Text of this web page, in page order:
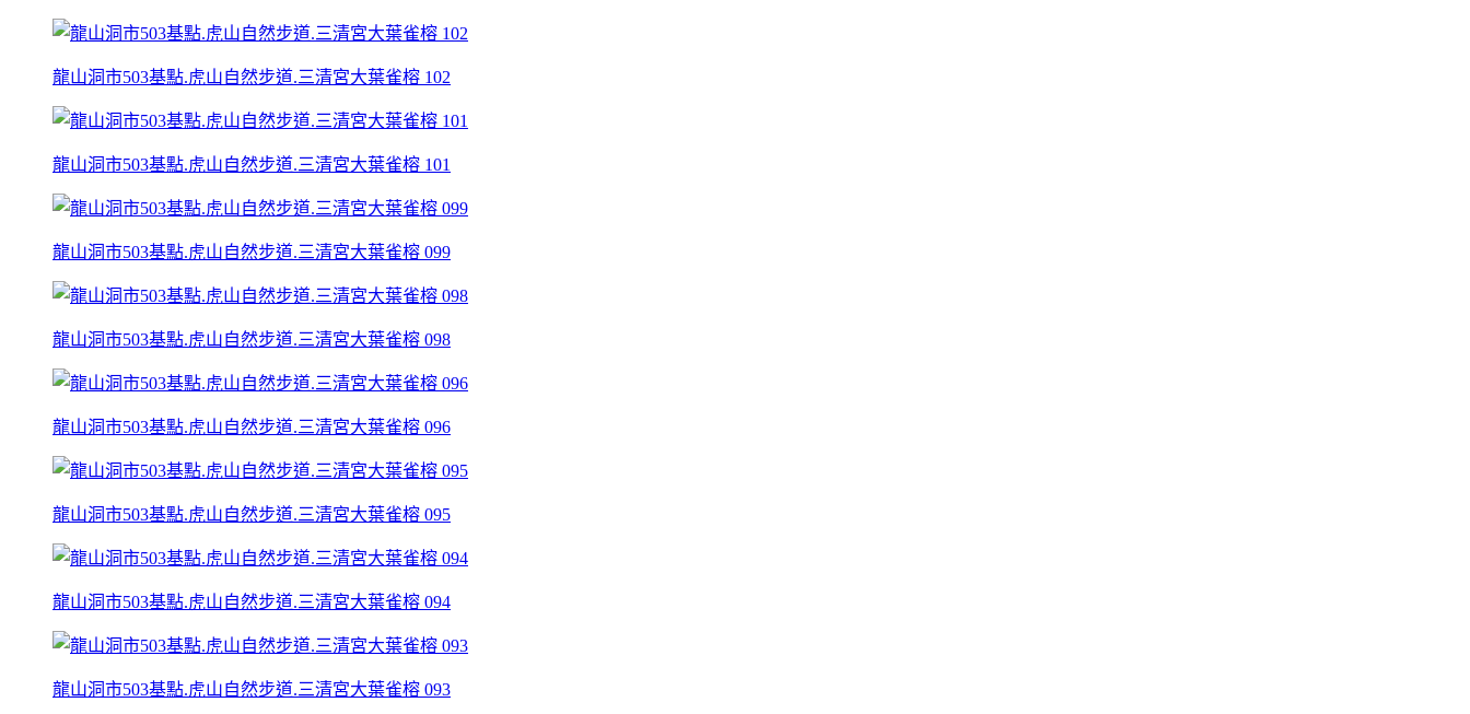
龍山洞市503基點.虎山自然步道.三清宮大葉雀榕 102
龍山洞市503基點.虎山自然步道.三清宮大葉雀榕 101
龍山洞市503基點.虎山自然步道.三清宮大葉雀榕 099
龍山洞市503基點.虎山自然步道.三清宮大葉雀榕 098
龍山洞市503基點.虎山自然步道.三清宮大葉雀榕 096
龍山洞市503基點.虎山自然步道.三清宮大葉雀榕 095
龍山洞市503基點.虎山自然步道.三清宮大葉雀榕 094
龍山洞市503基點.虎山自然步道.三清宮大葉雀榕 093